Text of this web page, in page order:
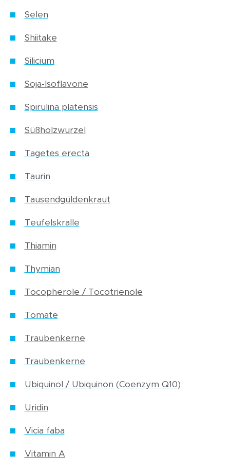
Selen
Shiitake
Silicium
Soja-Isoflavone
Spirulina platensis
Süßholzwurzel
Tagetes erecta
Taurin
Tausendgüldenkraut
Teufelskralle
Thiamin
Thymian
Tocopherole / Tocotrienole
Tomate
Traubenkerne
Traubenkerne
Ubiquinol / Ubiquinon (Coenzym Q10)
Uridin
Vicia faba
Vitamin A